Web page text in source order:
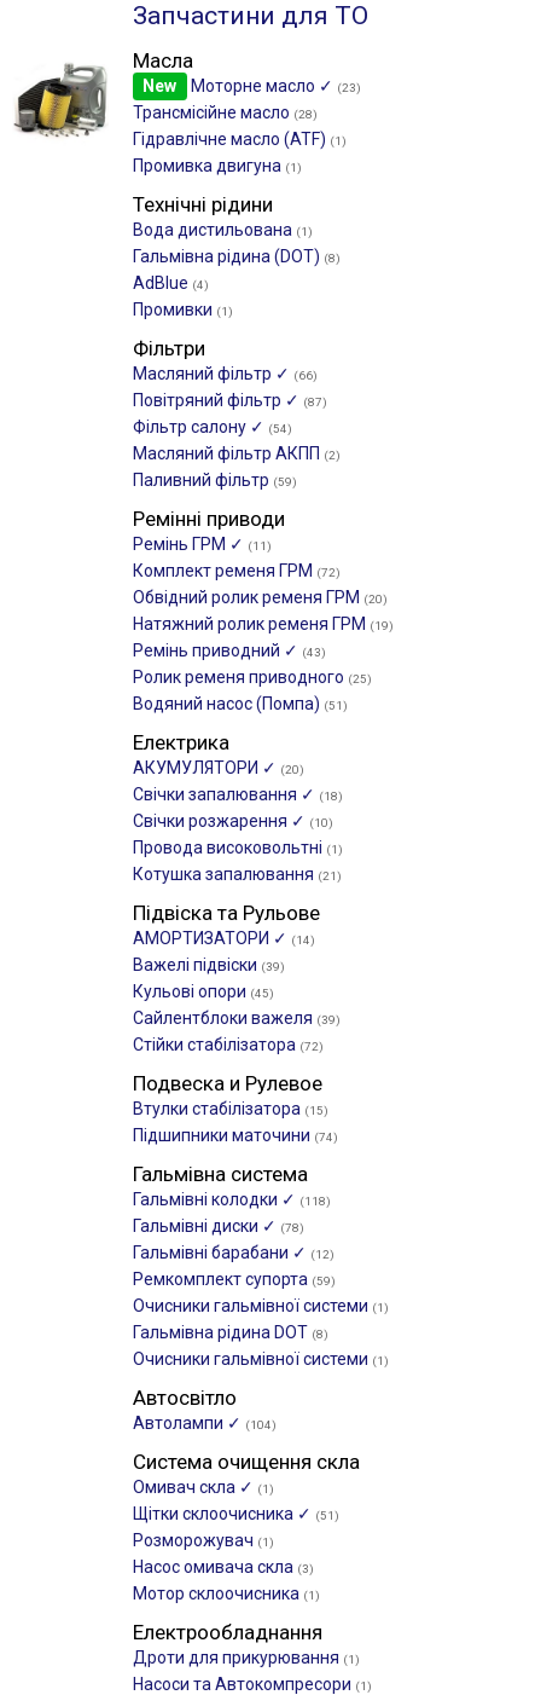
Запчастини для ТО
Масла
New Моторне масло ✓ (23)
Трансмісійне масло (28)
Гідравлічне масло (ATF) (1)
Промивка двигуна (1)
Технічні рідини
Вода дистильована (1)
Гальмівна рідина (DOT) (8)
AdBlue (4)
Промивки (1)
Фільтри
Масляний фільтр ✓ (66)
Повітряний фільтр ✓ (87)
Фільтр салону ✓ (54)
Масляний фільтр АКПП (2)
Паливний фільтр (59)
Ремінні приводи
Ремінь ГРМ ✓ (11)
Комплект ременя ГРМ (72)
Обвідний ролик ременя ГРМ (20)
Натяжний ролик ременя ГРМ (19)
Ремінь приводний ✓ (43)
Ролик ременя приводного (25)
Водяний насос (Помпа) (51)
Електрика
АКУМУЛЯТОРИ ✓ (20)
Свічки запалювання ✓ (18)
Свічки розжарення ✓ (10)
Провода високовольтні (1)
Котушка запалювання (21)
Підвіска та Рульове
АМОРТИЗАТОРИ ✓ (14)
Важелі підвіски (39)
Кульові опори (45)
Сайлентблоки важеля (39)
Стійки стабілізатора (72)
Подвеска и Рулевое
Втулки стабілізатора (15)
Підшипники маточини (74)
Гальмівна система
Гальмівні колодки ✓ (118)
Гальмівні диски ✓ (78)
Гальмівні барабани ✓ (12)
Ремкомплект супорта (59)
Очисники гальмівної системи (1)
Гальмівна рідина DOT (8)
Очисники гальмівної системи (1)
Автосвітло
Автолампи ✓ (104)
Система очищення скла
Омивач скла ✓ (1)
Щітки склоочиcника ✓ (51)
Розморожувач (1)
Насос омивача скла (3)
Мотор склоочисника (1)
Електрообладнання
Дроти для прикурювання (1)
Насоси та Автокомпресори (1)